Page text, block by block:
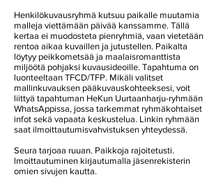
Henkilökuvausryhmä kutsuu paikalle muutamia
malleja viettämään päivää kanssamme. Tällä
kertaa ei muodosteta pienryhmiä, vaan vietetään
rentoa aikaa kuvaillen ja jutustellen. Paikalta
löytyy peikkometsää ja maalaisromanttista
miljöötä pohjaksi kuvausideoille. Tapahtuma on
luonteeltaan TFCD/TFP. Mikäli valitset
mallinkuvauksen pääkuvauskohteeksesi, voit
liittyä tapahtuman HeKun Uurtaanharju-ryhmään
WhatsAppissa, jossa tarkemmat ryhmäkohtaiset
infot sekä vapaata keskustelua. Linkin ryhmään
saat ilmoittautumisvahvistuksen yhteydessä.
Seura tarjoaa ruuan. Paikkoja rajoitetusti.
lmoittautuminen kirjautumalla jäsenrekisterin
omien sivujen kautta.